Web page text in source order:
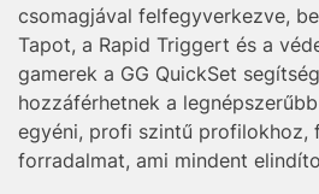
csomagjával felfegyverkezve,
Tapot, a Rapid Triggert és a
gamerek a GG QuickSet
hozzáférhetnek a
egyéni, profi szintű profilokhoz,
forradalmat, ami mindent